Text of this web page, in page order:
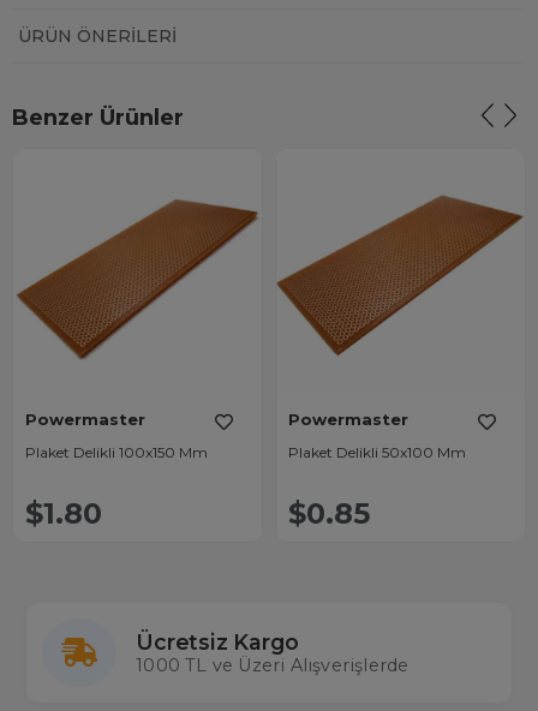
ÜRÜN ÖNERILERI
Benzer Ürünler
Powermaster
Plaket Delikli 100x150 Mm
$1.80
Powermaster
Plaket Delikli 50x100 Mm
$0.85
Ücretsiz Kargo
1000 TL ve Üzeri Alışverişlerde